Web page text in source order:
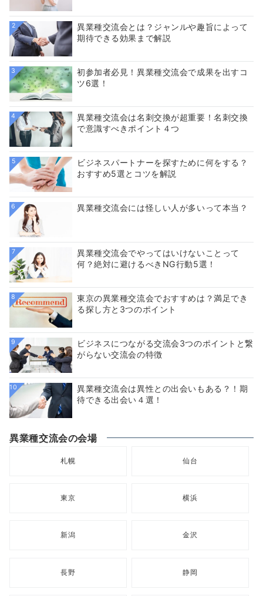
2
異業種交流会とは？ジャンルや趣旨によって
期待できる効果まで解説
3
初参加者必見！異業種交流会で成果を出すコ
ツ6選！
4
異業種交流会は名刺交換が超重要！名刺交換
で意識すべきポイント４つ
5
ビジネスパートナーを探すために何をする？
おすすめ5選とコツを解説
6 異業種交流会には怪しい人が多いって本当？
7
異業種交流会でやってはいけないことって
何？絶対に避けるべきNG行動5選！
8
東京の異業種交流会でおすすめは？満足でき
る探し方と3つのポイント
9
ビジネスにつながる交流会3つのポイントと繋
がらない交流会の特徴
10
異業種交流会は異性との出会いもある？！期
待できる出会い４選！
異業種交流会の会場
札幌 仙台
東京 横浜
新潟 金沢
長野 静岡